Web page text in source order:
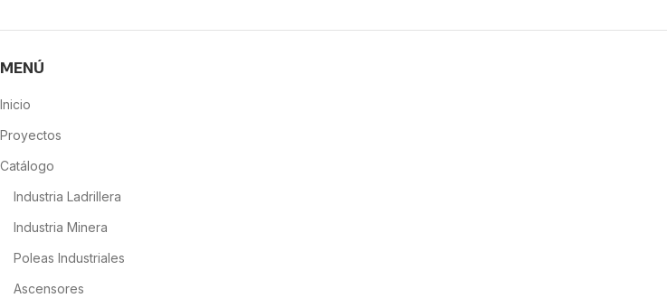
MENÚ
Inicio
Proyectos
Catálogo
Industria Ladrillera
Industria Minera
Poleas Industriales
Ascensores